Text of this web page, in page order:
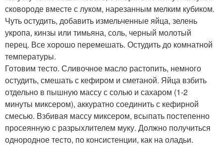
сковороде вместе с луком, нарезанным мелким кубиком.
Чуть остудить, добавить измельченные яйца, зелень
укропа, кинзы или тимьяна, соль, черный молотый
перец. Все хорошо перемешать. Остудить до комнатной
температуры.
Готовим тесто. Сливочное масло растопить, немного
остудить, смешать с кефиром и сметаной. Яйца взбить
отдельно в пышную массу с солью и сахаром (1-2
минуты миксером), аккуратно соединить с кефирной
смесью. Взбивая массу миксером, всыпать постепенно
просеянную с разрыхлителем муку. Должно получиться
однородное тесто, по консистенции, как на оладьи.